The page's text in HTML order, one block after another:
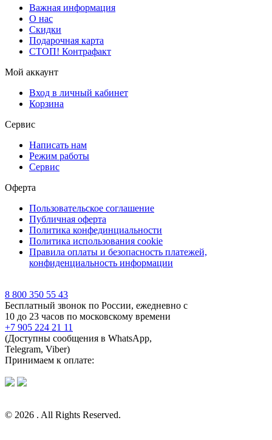
Важная информация
О нас
Скидки
Подарочная карта
СТОП! Контрафакт
Мой аккаунт
Вход в личный кабинет
Корзина
Сервис
Написать нам
Режим работы
Сервис
Оферта
Пользовательское соглашение
Публичная оферта
Политика конфединциальности
Политика использования cookie
Правила оплаты и безопасность платежей,
конфиденциальность информации
8 800 350 55 43
Бесплатный звонок по России, ежедневно с
10 до 23 часов по московскому времени
+7 905 224 21 11
(Доступны сообщения в WhatsApp,
Telegram, Viber)
Принимаем к оплате:
© 2026 . All Rights Reserved.